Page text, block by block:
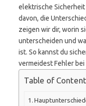
elektrische
davon, die
zeigen wir dir, worin
unterscheiden und
ist. So kannst du
vermeidest Fehler
Table of